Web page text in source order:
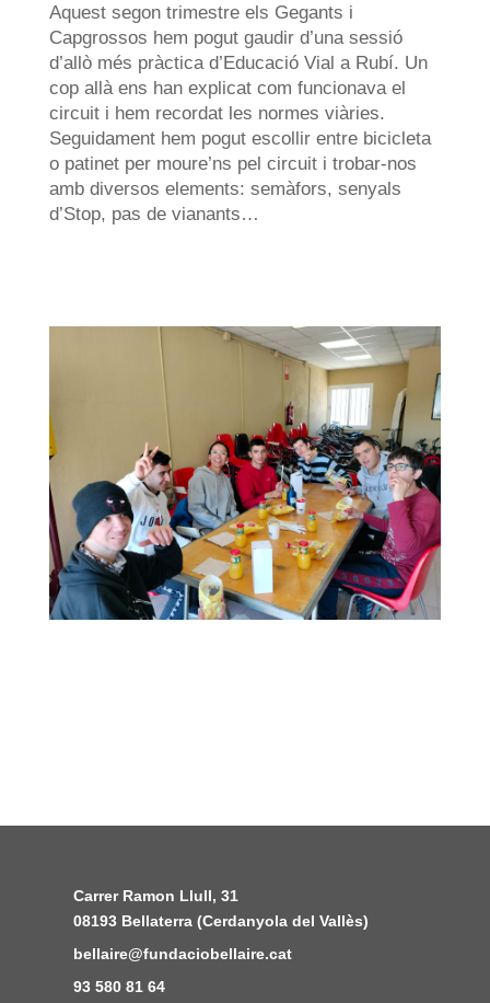
Aquest segon trimestre els Gegants i
Capgrossos hem pogut gaudir d’una sessió
d’allò més pràctica d’Educació Vial a Rubí. Un
cop allà ens han explicat com funcionava el
circuit i hem recordat les normes viàries.
Seguidament hem pogut escollir entre bicicleta
o patinet per moure’ns pel circuit i trobar-nos
amb diversos elements: semàfors, senyals
d’Stop, pas de vianants…
Carrer Ramon Llull, 31
08193 Bellaterra (Cerdanyola del Vallès)
bellaire@fundaciobellaire.cat
93 580 81 64